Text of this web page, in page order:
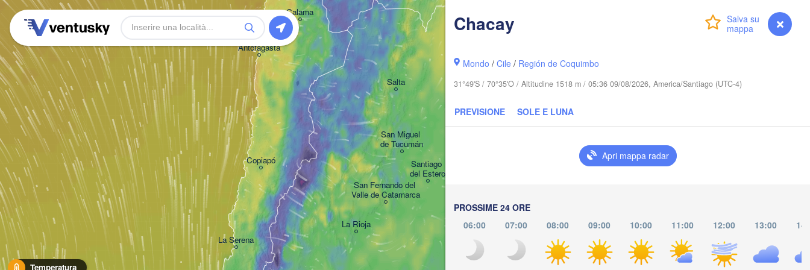
myVentusky Previsione
Chacay
Mondo /Cile / Región de Coquimbo
31°49'S / 70°35'O / Altitudine 1518 m / 05:36 09/08/2026, America/Santiago (UTC-4)
PREVISIONE SOLE E LUNA
Apri mappa radar
PROSSIME 24 ORE
06:00
07:00 08:00 09:00 10:00 11:00 12:00 13:00
Temperatura
La Serena
Copiapó
Calama
Antofagasta
San Miguel
de Tucumán
Salta
La Rioja
Santiago
del Estero
San Fernando del
Valle de Catamarca
Resistencia
Porto Alegre
Londrina
Posadas
Santa Maria